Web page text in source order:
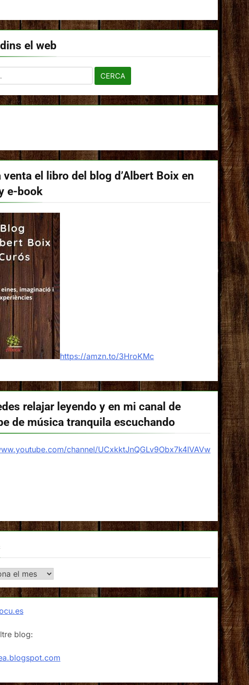
el web
venta el libro del blog d’Albert Boix en
e-book
https://amzn.to/3HroKMc
relajar leyendo y en mi canal de
de música tranquila escuchando
channel/UCxkktJnQGLv9Obx7k4IVAVw
blog: